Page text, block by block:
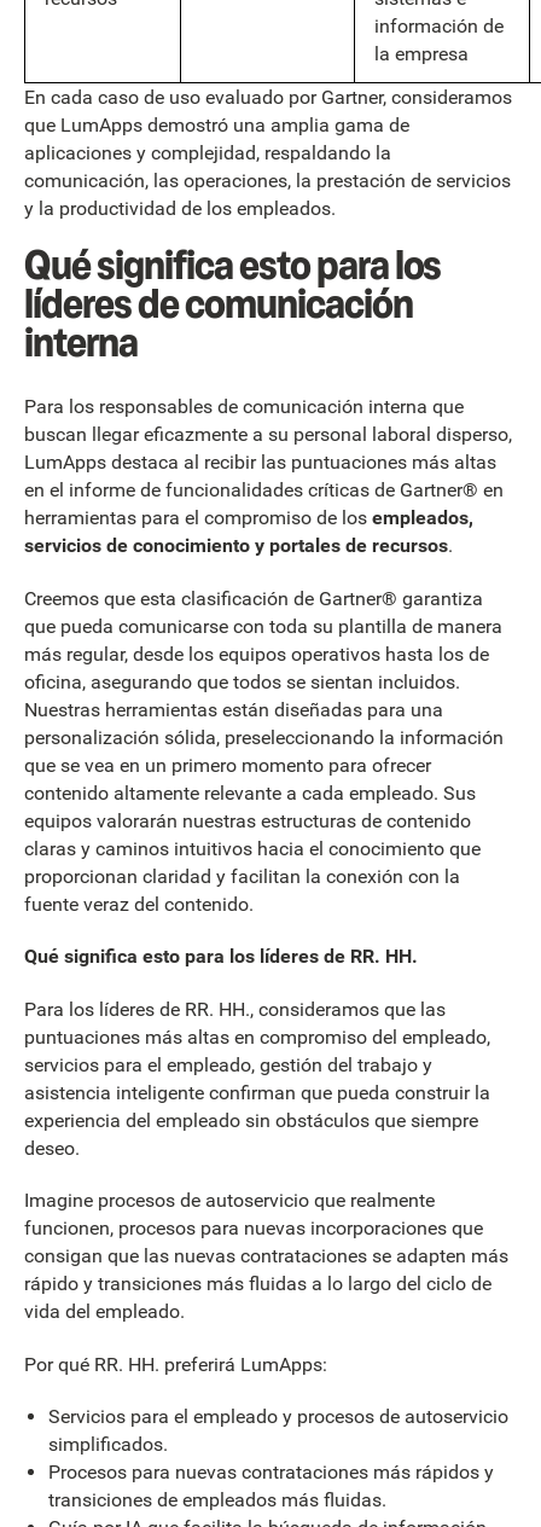
información de
la empresa
En cada caso de uso evaluado por Gartner, consideramos
que LumApps demostró una amplia gama de
aplicaciones y complejidad, respaldando la
comunicación, las operaciones, la prestación de servicios
y la productividad de los empleados.
Qué significa esto para los
líderes de comunicación
interna
Para los responsables de comunicación interna que
buscan llegar eficazmente a su personal laboral disperso,
LumApps destaca al recibir las puntuaciones más altas
en el informe de funcionalidades críticas de Gartner® en
herramientas para el compromiso de los empleados,
servicios de conocimiento y portales de recursos.
Creemos que esta clasificación de Gartner® garantiza
que pueda comunicarse con toda su plantilla de manera
más regular, desde los equipos operativos hasta los de
oficina, asegurando que todos se sientan incluidos.
Nuestras herramientas están diseñadas para una
personalización sólida, preseleccionando la información
que se vea en un primero momento para ofrecer
contenido altamente relevante a cada empleado. Sus
equipos valorarán nuestras estructuras de contenido
claras y caminos intuitivos hacia el conocimiento que
proporcionan claridad y facilitan la conexión con la
fuente veraz del contenido.
Qué significa esto para los líderes de RR. HH.
Para los líderes de RR. HH., consideramos que las
puntuaciones más altas en compromiso del empleado,
servicios para el empleado, gestión del trabajo y
asistencia inteligente confirman que pueda construir la
experiencia del empleado sin obstáculos que siempre
deseo.
Imagine procesos de autoservicio que realmente
funcionen, procesos para nuevas incorporaciones que
consigan que las nuevas contrataciones se adapten más
rápido y transiciones más fluidas a lo largo del ciclo de
vida del empleado.
Por qué RR. HH. preferirá LumApps:
Servicios para el empleado y procesos de autoservicio
simplificados.
Procesos para nuevas contrataciones más rápidos y
transiciones de empleados más fluidas.